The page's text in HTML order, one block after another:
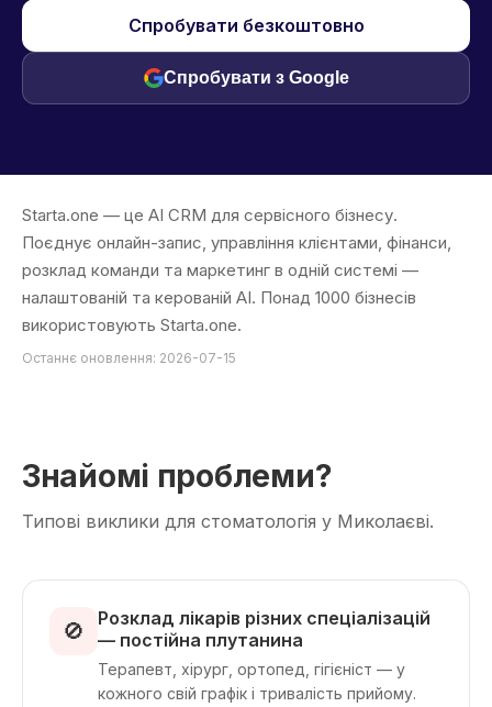
Спробувати безкоштовно
Спробувати з Google
Starta.one — це AI CRM для сервісного бізнесу.
Поєднує онлайн-запис, управління клієнтами, фінанси,
розклад команди та маркетинг в одній системі —
налаштованій та керованій AI. Понад 1000 бізнесів
використовують Starta.one.
Останнє оновлення: 2026-07-15
Знайомі проблеми?
Типові виклики для стоматологія у Миколаєві.
🚫
Розклад лікарів різних спеціалізацій
— постійна плутанина
Терапевт, хірург, ортопед, гігієніст — у
кожного свій графік і тривалість прийому.